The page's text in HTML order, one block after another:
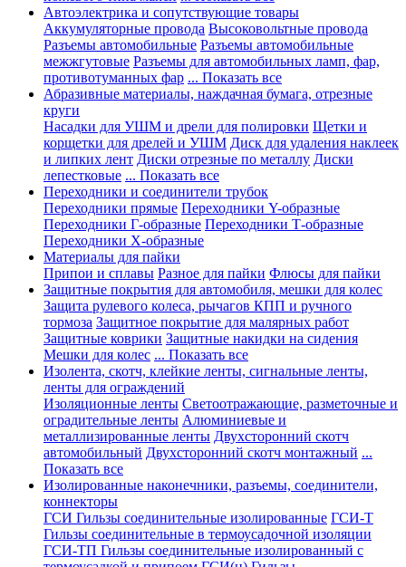
Автоэлектрика и сопутствующие товары
Аккумуляторные провода Высоковольтные провода
Разъемы автомобильные Разъемы автомобильные
межжгутовые Разъемы для автомобильных ламп, фар,
противотуманных фар ... Показать все
Абразивные материалы, наждачная бумага, отрезные
круги
Насадки для УШМ и дрели для полировки Щетки и
корщетки для дрелей и УШМ Диск для удаления наклеек
и липких лент Диски отрезные по металлу Диски
лепестковые ... Показать все
Переходники и соединители трубок
Переходники прямые Переходники Y-образные
Переходники Г-образные Переходники Т-образные
Переходники Х-образные
Материалы для пайки
Припои и сплавы Разное для пайки Флюсы для пайки
Защитные покрытия для автомобиля, мешки для колес
Защита рулевого колеса, рычагов КПП и ручного
тормоза Защитное покрытие для малярных работ
Защитные коврики Защитные накидки на сидения
Мешки для колес ... Показать все
Изолента, скотч, клейкие ленты, сигнальные ленты,
ленты для ограждений
Изоляционные ленты Светоотражающие, разметочные и
оградительные ленты Алюминиевые и
металлизированные ленты Двухсторонний скотч
автомобильный Двухсторонний скотч монтажный ...
Показать все
Изолированные наконечники, разъемы, соединители,
коннекторы
ГСИ Гильзы соединительные изолированные ГСИ-Т
Гильзы соединительные в термоусадочной изоляции
ГСИ-ТП Гильзы соединительные изолированный с